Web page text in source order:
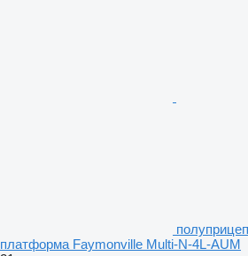
платформа Faymonville Multi-N-4L-AUM